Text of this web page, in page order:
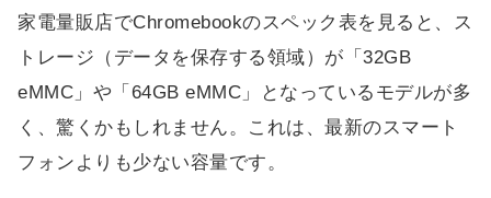
家電量販店でChromebookのスペック表を見ると、ス
トレージ（データを保存する領域）が「32GB
eMMC」や「64GB eMMC」となっているモデルが多
く、驚くかもしれません。これは、最新のスマート
フォンよりも少ない容量です。